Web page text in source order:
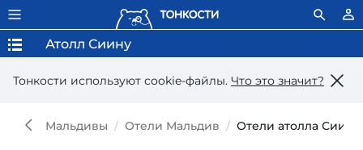
Тонкости используют сookie-файлы. Что это значит?
Атолл Сиину
Мальдивы Отели Мальдив Отели атолла Сиину